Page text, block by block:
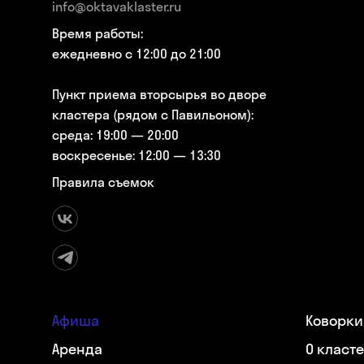
info@oktavaklaster.ru
Время работы:
ежедневно с 12:00 до 21:00
Пункт приема вторсырья во дворе
кластера (рядом с Павильоном):
среда: 19:00 — 20:00
воскресенье: 12:00 — 13:30
Правила съемок
Афиша
Аренда
О